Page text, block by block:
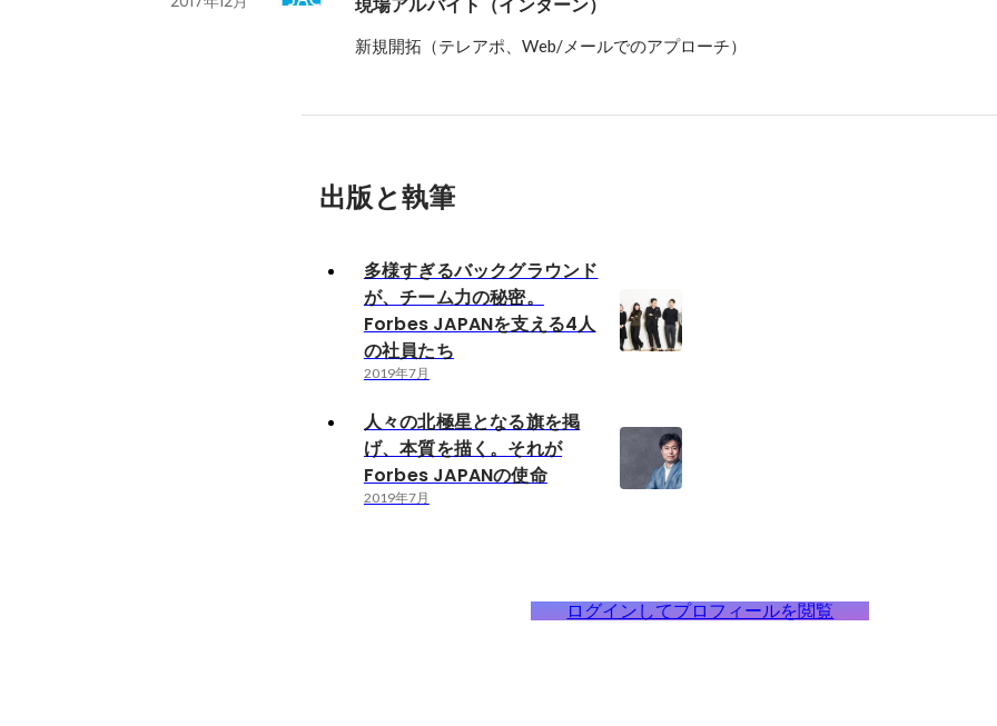
新規開拓（テレアポ、Web/メールでのアプローチ）
出版と執筆
多様すぎるバックグラウンド
が、チーム力の秘密。
Forbes JAPANを支える4人
の社員たち
2019年7月
人々の北極星となる旗を掲
げ、本質を描く。それが
Forbes JAPANの使命
2019年7月
ログインしてプロフィールを閲覧